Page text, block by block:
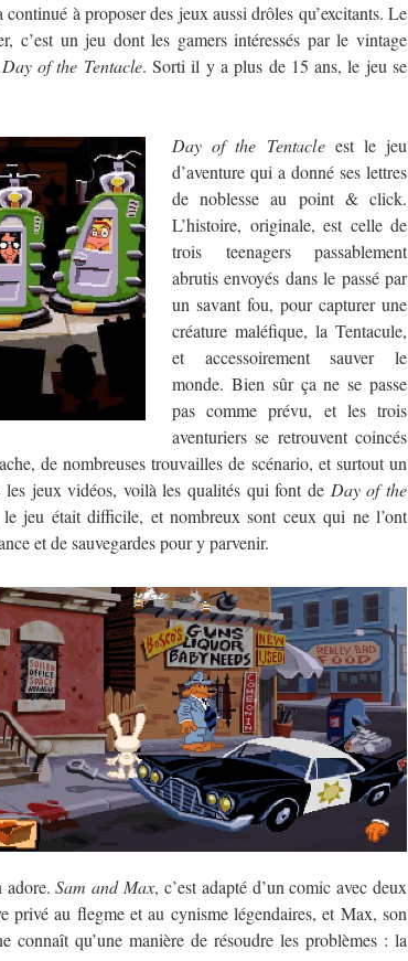
à proposer des jeux aussi drôles qu’excitants. Le
c’est un jeu dont les gamers intéressés par le vintage
Day of the Tentacle. Sorti il y a plus de 15 ans, le jeu se
Day of the Tentacleest le jeu
d’aventure qui a donné ses lettres
de noblesse au point & click.
L’histoire, originale, est celle de
trois teenagers passablement
abrutis envoyés dans le passé par
un savant fou, pour capturer une
créature maléfique, la Tentacule,
et accessoirement sauver le
monde. Bien sûr ça ne se passe
pas comme prévu, et les trois
aventuriers se retrouvent coincés
de nombreuses trouvailles de scénario, et surtout un
jeux vidéos, voilà les qualités qui font de Day of the
jeu était difficile, et nombreux sont ceux qui ne l’ont
et de sauvegardes pour y parvenir.
adore.Sam and Max, c’est adapté d’un comic avec deux
privé au flegme et au cynisme légendaires, et Max, son
qu’une manière de résoudre les problèmes : la